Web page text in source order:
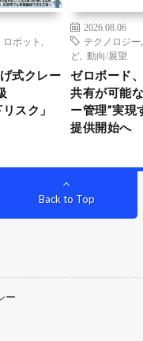
ロボット
式クレー
スク」
2026.08.06
テクノロジー
ど
動向/展望
ゼロボード
共有が可能
ー管理”実現
提供開始へ
Back to Top
ー